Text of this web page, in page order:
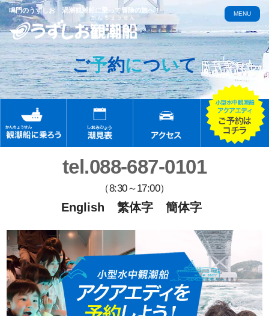
鳴門のうずしお 渦潮観潮船に乗って冒険の旅へ！
tel.088-687-0101
（8:30～17:00）
English 繁体字 簡体字
MENU
ご予約について